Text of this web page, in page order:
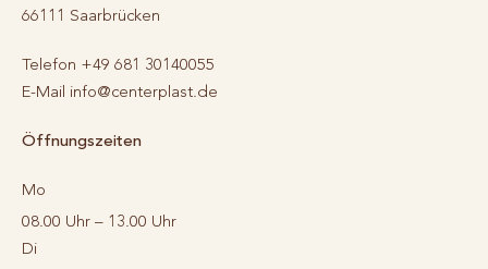
66111 Saarbrücken
Telefon +49 681 30140055
E-Mail info@centerplast.de
Öffnungszeiten
Mo
08.00 Uhr – 13.00 Uhr
Di